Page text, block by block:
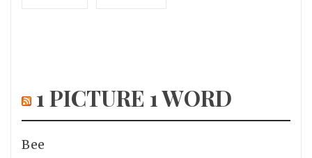
1 PICTURE 1 WORD
Bee